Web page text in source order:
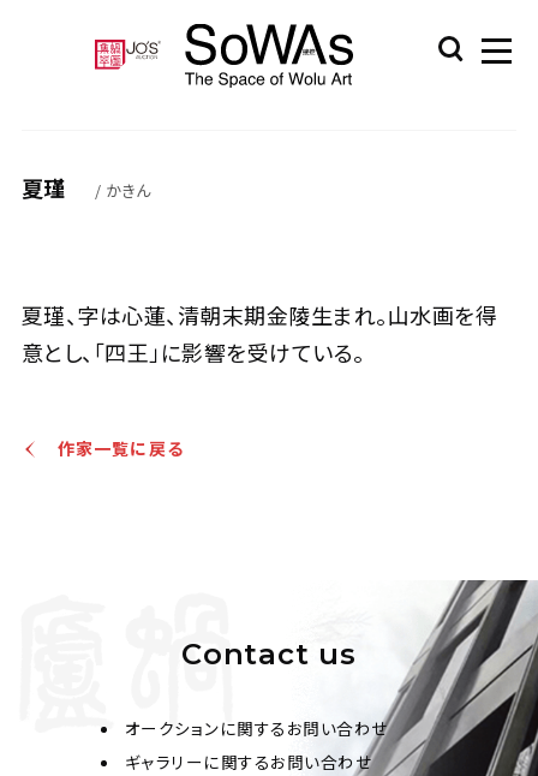
夏瑾 / かきん
夏瑾、字は心蓮、清朝末期金陵生まれ。山水画を得
意とし、「四王」に影響を受けている。
作家一覧に戻る
Contact us
オークションに関するお問い合わせ
ギャラリーに関するお問い合わせ